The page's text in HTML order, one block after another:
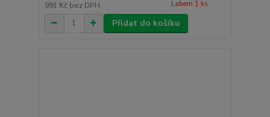
991 Kč bez DPH
Labem 1 ks
Přidat do košíku